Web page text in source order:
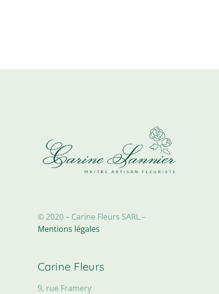
© 2020 – Carine Fleurs SARL –
Mentions légales
Carine Fleurs
9, rue Framery